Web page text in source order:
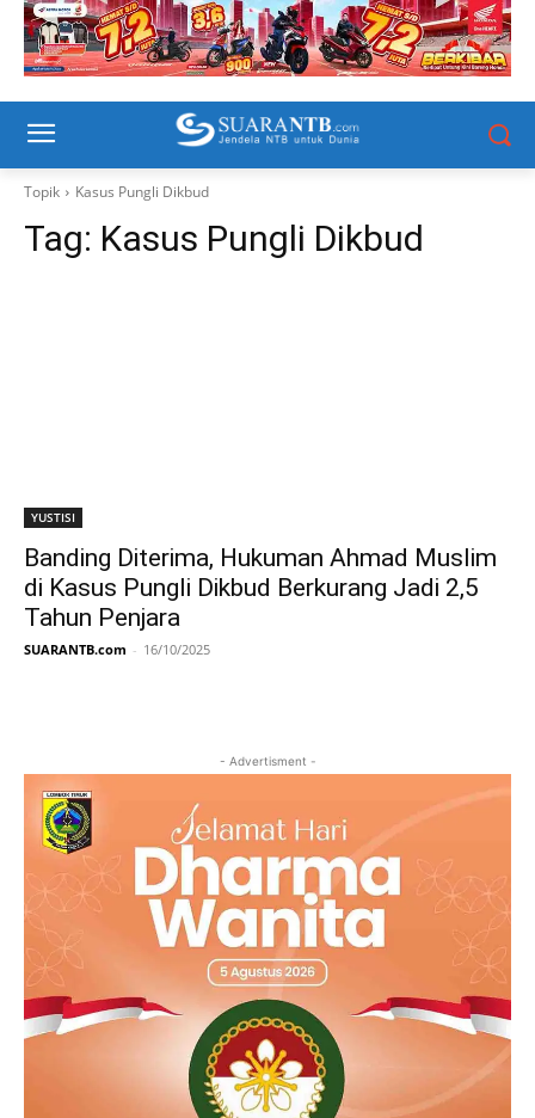
Topik Kasus Pungli Dikbud
Tag: Kasus Pungli Dikbud
YUSTISI
Banding Diterima, Hukuman Ahmad Muslim
di Kasus Pungli Dikbud Berkurang Jadi 2,5
Tahun Penjara
SUARANTB.com - 16/10/2025
- Advertisment -